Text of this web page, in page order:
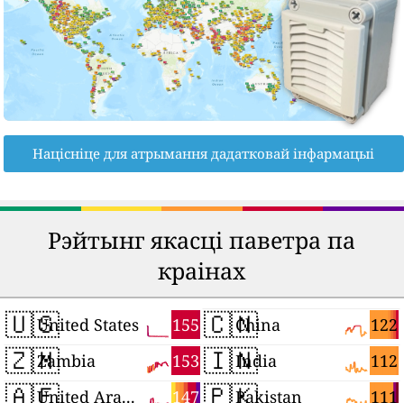
Націсніце для атрымання дадатковай інфармацыі
Рэйтынг якасці паветра па
краінах
🇺🇸 155
United States
🇿🇲 153
Zambia
147
United Arab Emirates
🇨🇳 122
China
🇮🇳 112
India
111
Pakistan